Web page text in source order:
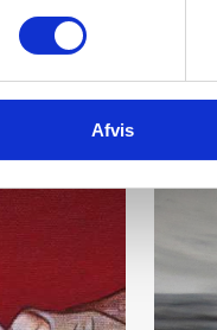
Afvis
varer